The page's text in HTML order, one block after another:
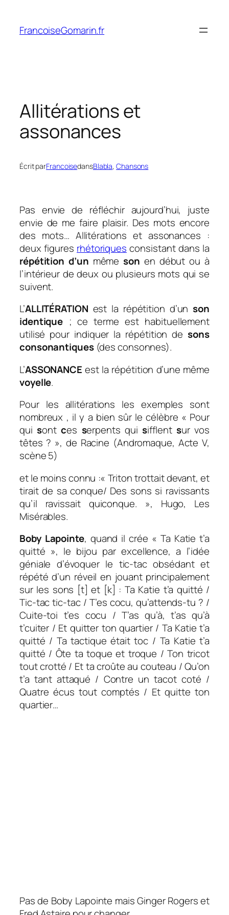
contenu
FrancoiseGomarin.fr
Allitérations et
assonances
Écrit parFrancoisedansBlabla, Chansons
Pas envie de réfléchir aujourd’hui, juste
envie de me faire plaisir. Des mots encore
des mots… Allitérations et assonances :
deux figures rhétoriques consistant dans la
répétition d’un mêmeson en début ou à
l’intérieur de deux ou plusieurs mots qui se
suivent.
L’ALLITÉRATION est la répétition d’unson
identique ; ce terme est habituellement
utilisé pour indiquer la répétition desons
consonantiques(des consonnes).
L’ASSONANCE est la répétition d’une même
voyelle.
Pour les allitérations les exemples sont
nombreux , il y a bien sûr le célèbre « Pour
quisontces serpents quisifflentsur vos
têtes ? », de Racine (Andromaque, Acte V,
scène 5)
et le moins connu :« Triton trottait devant, et
tirait de sa conque/ Des sons si ravissants
qu’il ravissait quiconque. », Hugo, Les
Misérables.
Boby Lapointe, quand il crée « Ta Katie t’a
quitté », le bijou par excellence, a l’idée
géniale d’évoquer le tic-tac obsédant et
répété d’un réveil en jouant principalement
sur les sons [t] et [k] : Ta Katie t’a quitté /
Tic-tac tic-tac / T’es cocu, qu’attends-tu ? /
Cuite-toi t’es cocu / T’as qu’à, t’as qu’à
t’cuiter / Et quitter ton quartier / Ta Katie t’a
quitté / Ta tactique était toc / Ta Katie t’a
quitté / Ôte ta toque et troque / Ton tricot
tout crotté / Et ta croûte au couteau / Qu’on
t’a tant attaqué / Contre un tacot coté /
Quatre écus tout comptés / Et quitte ton
quartier…
Pas de Boby Lapointe mais Ginger Rogers et